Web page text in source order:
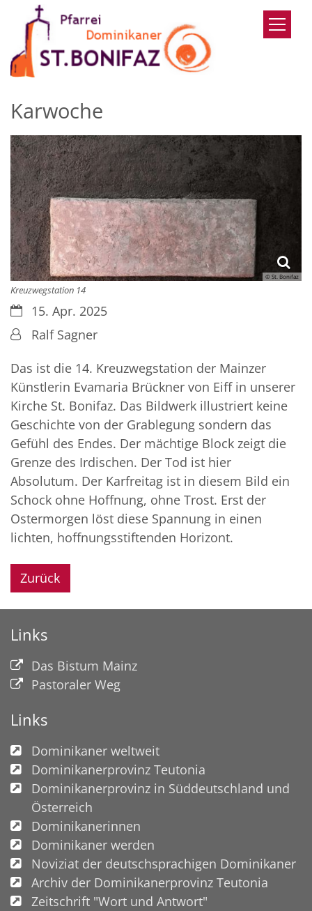
Zum Inhalt springen
Karwoche
© St. Bonifaz
Kreuzwegstation 14
Datum:15. Apr. 2025
Von:Ralf Sagner
Das ist die 14. Kreuzwegstation der Mainzer
Künstlerin Evamaria Brückner von Eiff in unserer
Kirche St. Bonifaz. Das Bildwerk illustriert keine
Geschichte von der Grablegung sondern das
Gefühl des Endes. Der mächtige Block zeigt die
Grenze des Irdischen. Der Tod ist hier
Absolutum. Der Karfreitag ist in diesem Bild ein
Schock ohne Hoffnung, ohne Trost. Erst der
Ostermorgen löst diese Spannung in einen
lichten, hoffnungsstiftenden Horizont.
Zurück
Links
Das Bistum Mainz
Pastoraler Weg
Links
Dominikaner weltweit
Dominikanerprovinz Teutonia
Dominikanerprovinz in Süddeutschland und
Österreich
Dominikanerinnen
Dominikaner werden
Noviziat der deutschsprachigen Dominikaner
Archiv der Dominikanerprovinz Teutonia
Zeitschrift "Wort und Antwort"